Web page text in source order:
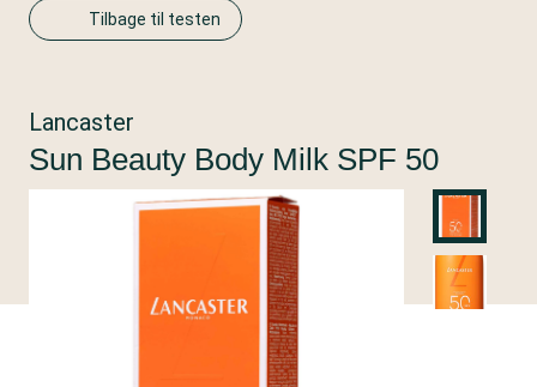
Tilbage til testen
Lancaster
Sun Beauty Body Milk SPF 50